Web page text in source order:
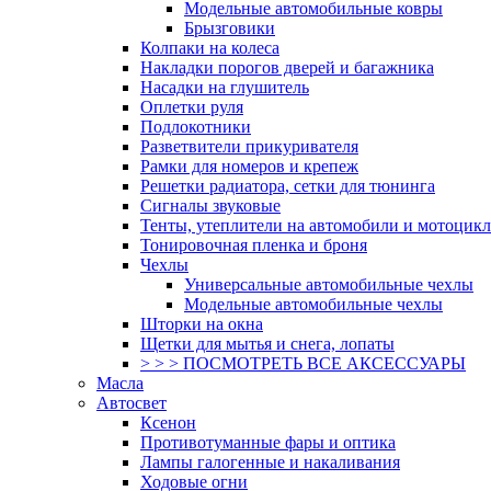
Модельные автомобильные ковры
Брызговики
Колпаки на колеса
Накладки порогов дверей и багажника
Насадки на глушитель
Оплетки руля
Подлокотники
Разветвители прикуривателя
Рамки для номеров и крепеж
Решетки радиатора, сетки для тюнинга
Сигналы звуковые
Тенты, утеплители на автомобили и
Тонировочная пленка и броня
Чехлы
Универсальные автомобильные чехлы
Модельные автомобильные чехлы
Шторки на окна
Щетки для мытья и снега, лопаты
> > > ПОСМОТРЕТЬ ВСЕ АКСЕССУАРЫ
Масла
Автосвет
Ксенон
Противотуманные фары и оптика
Лампы галогенные и накаливания
Ходовые огни